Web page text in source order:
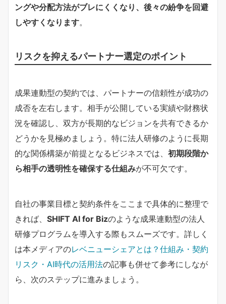
ングや分配方法がブレにくくなり、後々の紛争を回避
しやすくなります。
リスクを抑えるパートナー選定のポイント
成果連動型の契約では、パートナーの信頼性が成功の
成否を左右します。相手が公開している実績や財務状
況を確認し、双方が長期的なビジョンを共有できるか
どうかを見極めましょう。特に法人研修のように長期
的な関係構築が前提となるビジネスでは、 初期段階か
ら相手の透明性を確保する仕組みが不可欠です。
自社の事業目標と契約条件をここまで具体的に整理で
きれば、 SHIFT AI for Bizのような成果連動型の法人
研修プログラムを導入する際もスムーズです。詳しく
は本メディアのレベニューシェアとは？仕組み・契約
リスク・AI時代の活用法の記事も併せて参考にしなが
ら、次のステップに進みましょう。